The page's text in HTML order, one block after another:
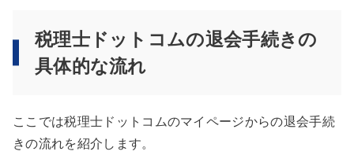
税理士ドットコムの退会手続きの
具体的な流れ
ここでは税理士ドットコムのマイページからの退会手続
きの流れを紹介します。